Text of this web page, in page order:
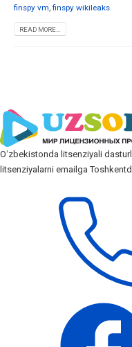
finspy vm, finspy wikileaks
READ MORE...
Oʻzbekistonda litsenziyali
litsenziyalarni emailga